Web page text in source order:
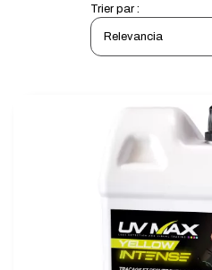
Trier par :